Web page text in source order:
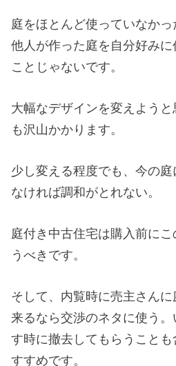
庭をほとんど使っていなかっ
他人が作った庭を自分好み
ことじゃないです。
大幅なデザインを変えよう
も沢山かかります。
少し変える程度でも、今の
なければ調和がとれない。
庭付き中古住宅は購入前に
うべきです。
そして、内覧時に売主さん
来るなら交渉のネタに使う
す時に撤去してもらうこと
すすめです。